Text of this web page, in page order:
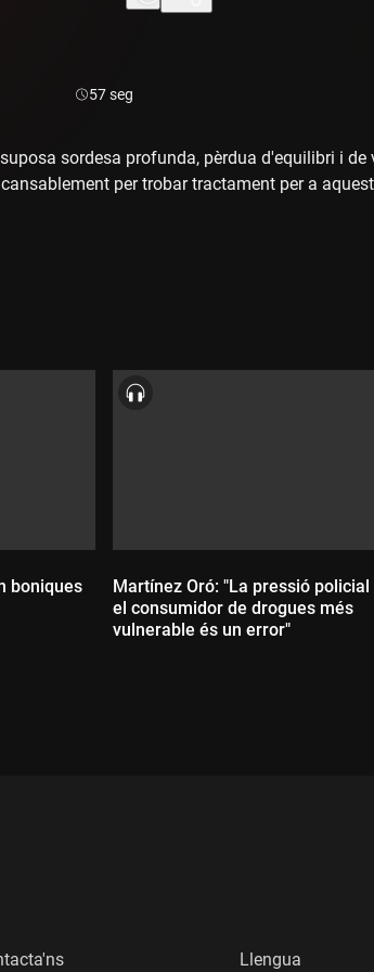
Durada:
57 seg
sordesa profunda, pèrdua d'equilibri i
per trobar tractament per a
boniques
Martínez Oró: "La pressió policial
el consumidor de drogues més
vulnerable és un error"
Llengua